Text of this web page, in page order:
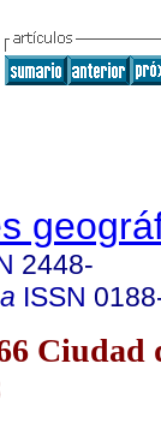
2448-
ISSN
Ciudad